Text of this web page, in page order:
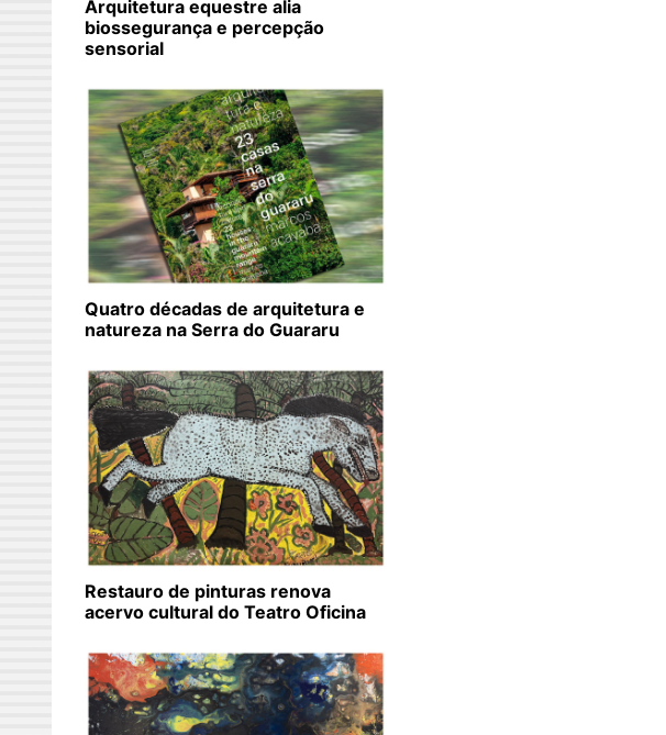
Arquitetura equestre alia
biossegurança e percepção
sensorial
Quatro décadas de arquitetura e
natureza na Serra do Guararu
Restauro de pinturas renova
acervo cultural do Teatro Oficina